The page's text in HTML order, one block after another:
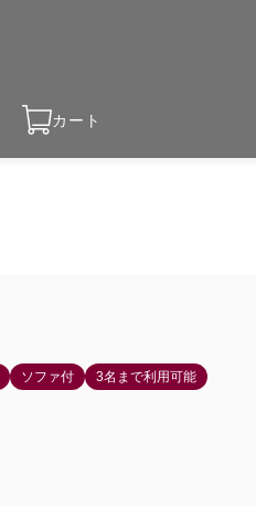
カート
ソファ付 3名まで利用可能